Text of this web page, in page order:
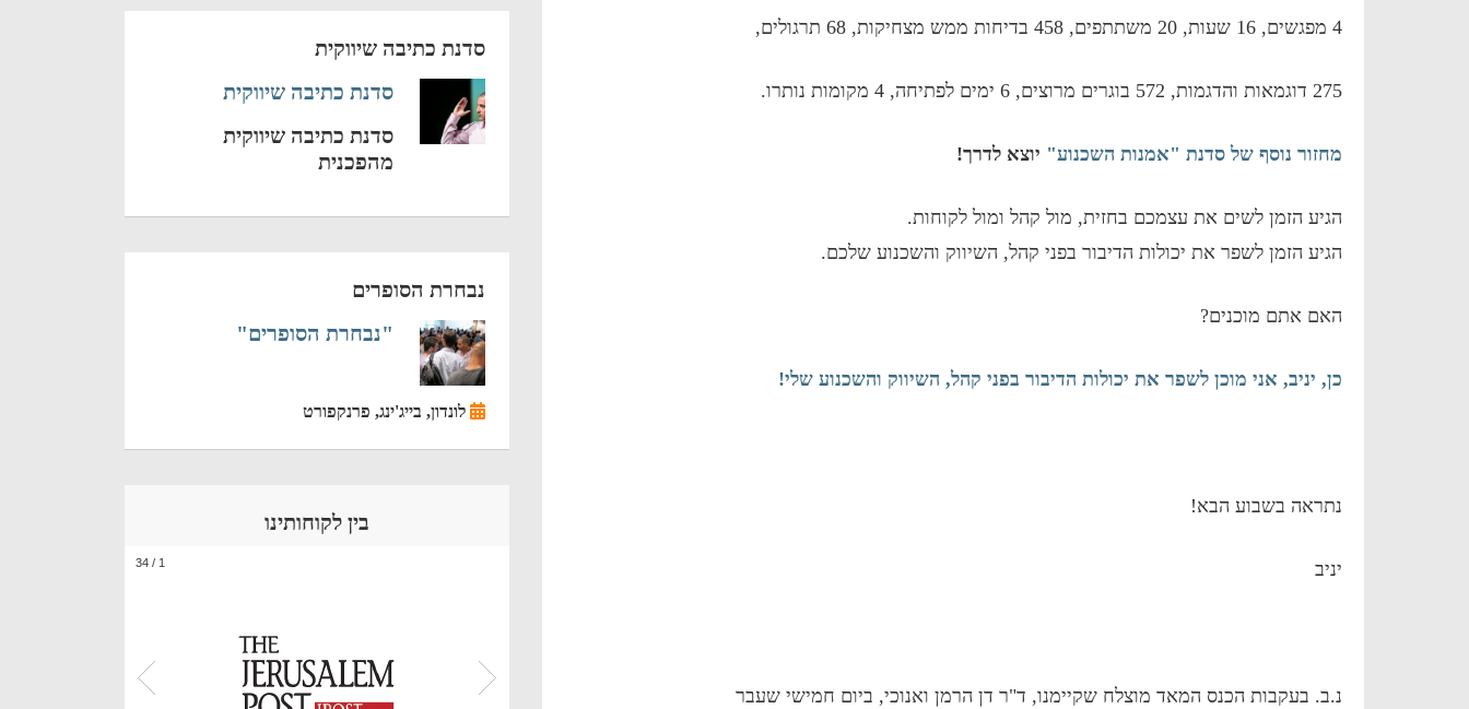
4 מפגשים, 16 שעות, 20 משתתפים, 458 בדיחות ממש מצחיקות, 68 תרגולים,
275 דוגמאות והדגמות, 572 בוגרים מרוצים, 6 ימים לפתיחה, 4 מקומות נותרו.
מחזור נוסף של סדנת "אמנות השכנוע" יוצא לדרך!
הגיע הזמן לשים את עצמכם בחזית, מול קהל ומול לקוחות.
הגיע הזמן לשפר את יכולות הדיבור בפני קהל, השיווק והשכנוע שלכם.
האם אתם מוכנים?
כן, יניב, אני מוכן לשפר את יכולות הדיבור בפני קהל, השיווק והשכנוע שלי!
נתראה בשבוע הבא!
יניב
נ.ב. בעקבות הכנס המאד מוצלח שקיימנו, ד"ר דן הרמן ואנוכי, ביום חמישי שעבר
סדנת כתיבה שיווקית
סדנת כתיבה שיווקית
סדנת כתיבה שיווקית
מהפכנית
נבחרת הסופרים
"נבחרת הסופרים"
לונדון, בייג'ינג, פרנקפורט
בין לקוחותינו
1
/
34